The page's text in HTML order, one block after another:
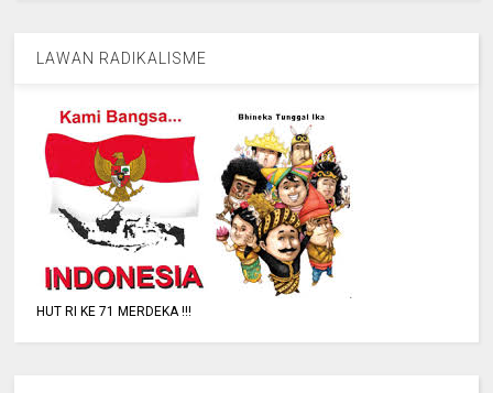
LAWAN RADIKALISME
HUT RI KE 71 MERDEKA !!!